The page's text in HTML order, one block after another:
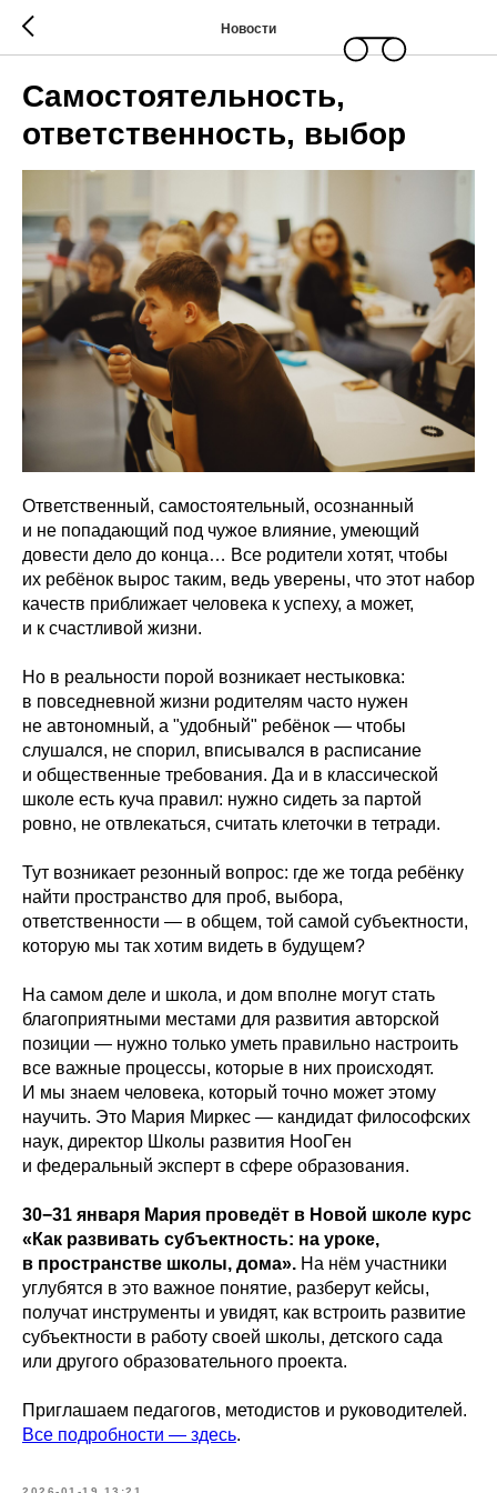
Новости
Самостоятельность,
ответственность, выбор
Ответственный, самостоятельный, осознанный
и не попадающий под чужое влияние, умеющий
довести дело до конца… Все родители хотят, чтобы
их ребёнок вырос таким, ведь уверены, что этот набор
качеств приближает человека к успеху, а может,
и к счастливой жизни.
Но в реальности порой возникает нестыковка:
в повседневной жизни родителям часто нужен
не автономный, а "удобный" ребёнок — чтобы
слушался, не спорил, вписывался в расписание
и общественные требования. Да и в классической
школе есть куча правил: нужно сидеть за партой
ровно, не отвлекаться, считать клеточки в тетради.
Тут возникает резонный вопрос: где же тогда ребёнку
найти пространство для проб, выбора,
ответственности — в общем, той самой субъектности,
которую мы так хотим видеть в будущем?
На самом деле и школа, и дом вполне могут стать
благоприятными местами для развития авторской
позиции — нужно только уметь правильно настроить
все важные процессы, которые в них происходят.
И мы знаем человека, который точно может этому
научить. Это Мария Миркес — кандидат философских
наук, директор Школы развития НооГен
и федеральный эксперт в сфере образования.
30−31 января Мария проведёт в Новой школе курс
«Как развивать субъектность: на уроке,
в пространстве школы, дома». На нём участники
углубятся в это важное понятие, разберут кейсы,
получат инструменты и увидят, как встроить развитие
субъектности в работу своей школы, детского сада
или другого образовательного проекта.
Приглашаем педагогов, методистов и руководителей.
Все подробности — здесь.